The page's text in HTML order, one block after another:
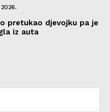
pretukao djevojku pa je
iz auta